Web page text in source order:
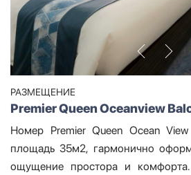
РАЗМЕЩЕНИЕ
Premier Queen Oceanview
Номер Premier Queen Ocean
площадь 35м2, гармонично
ощущение простора и